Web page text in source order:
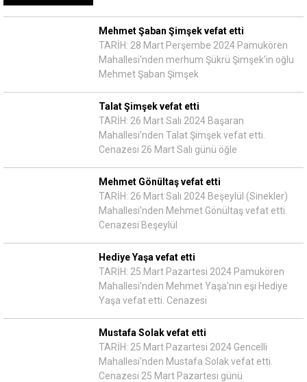
Mehmet Şaban Şimşek vefat etti
TARİH: 28 Mart Perşembe 2024 Pamukören
Mahallesi'nden merhum Şükrü Şimşek'in oğlu
Mehmet Şaban Şimşek
Talat Şimşek vefat etti
TARİH: 26 Mart Salı 2024 Başaran
Mahallesi'nden Talat Şimşek vefat etti.
Cenazesi 26 Mart Salı günü öğle
Mehmet Gönültaş vefat etti
TARİH: 26 Mart Salı 2024 Beşeylül (Sinekler)
Mahallesi'nden Mehmet Gönültaş vefat etti.
Cenazesi Beşeylül
Hediye Yaşa vefat etti
TARİH: 25 Mart Pazartesi 2024 Pamukören
Mahallesi'nden Mehmet Yaşa'nın eşi Hediye
Yaşa vefat etti. Cenazesi
Mustafa Solak vefat etti
TARİH: 25 Mart Pazartesi 2024 Gencelli
Mahallesi'nden Mustafa Solak vefat etti.
Cenazesi 25 Mart Pazartesi günü